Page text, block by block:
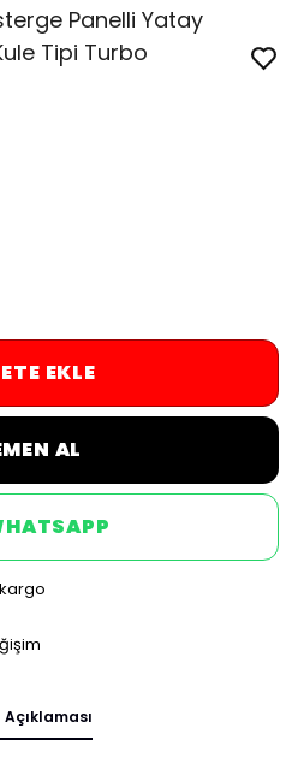
Panelli Yatay
Tipi Turbo
EKLE
AL
Açıklaması